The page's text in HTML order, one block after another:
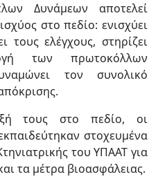
Δυνάμεων αποτελεί
στο πεδίο: ενισχύει
τους ελέγχους, στηρίζει
των πρωτοκόλλων
τον συνολικό
τους στο πεδίο, οι
στοχευμένα
του ΥΠΑΑΤ για
τα μέτρα βιοασφάλειας.